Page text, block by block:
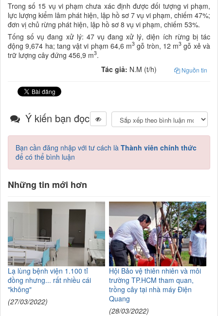
Trong số 15 vụ vi phạm chưa xác định được đối tượng vi phạm,
lực lượng kiểm lâm phát hiện, lập hồ sơ 7 vụ vi phạm, chiếm 47%;
đơn vị chủ rừng phát hiện, lập hồ sơ 8 vụ vi phạm, chiếm 53%.
Tống số vụ đang xử lý: 47 vụ đang xử lý, diện ích rừng bị tác
động 9,674 ha; tang vật vi phạm 64,6 m3 gỗ tròn, 12 m3 gỗ xẻ và
trữ lượng cây đứng 456,9 m3.
Tác giả: N.M (t/h) Nguồn tin
Ý kiến bạn đọc
Bạn cần đăng nhập với tư cách là Thành viên chính thức
để có thể bình luận
Những tin mới hơn
Lạ lùng bệnh viện 1.100 tỉ
đồng nhưng... rất nhiều cái
"không"
(27/03/2022)
Hội Bảo vệ thiên nhiên và môi
trường TP.HCM tham quan,
trồng cây tại nhà máy Điện
Quang
(28/03/2022)